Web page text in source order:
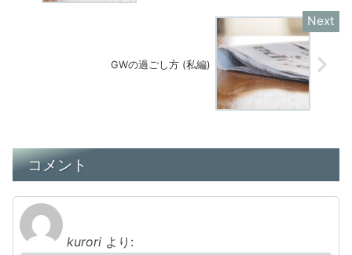
GWの過ごし方 (私編)
コメント
kurori より: